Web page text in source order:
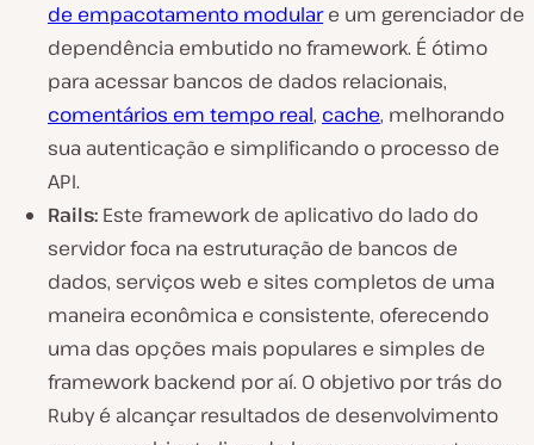
de empacotamento modulare um gerenciador de
dependência embutido no framework. É ótimo
para acessar bancos de dados relacionais,
comentários em tempo real, cache, melhorando
sua autenticação e simplificando o processo de
API.
Rails: Este framework de aplicativo do lado do
servidor foca na estruturação de bancos de
dados, serviços web e sites completos de uma
maneira econômica e consistente, oferecendo
uma das opções mais populares e simples de
framework backend por aí. O objetivo por trás do
Ruby é alcançar resultados de desenvolvimento